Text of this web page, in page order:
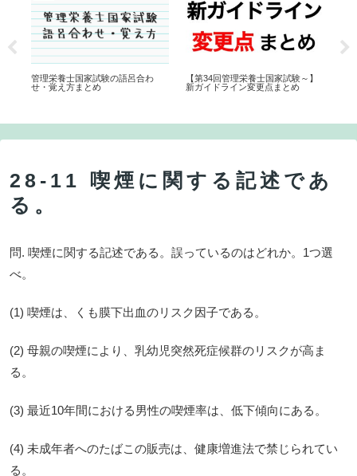
管理栄養士国家試験の語呂合わ
せ・覚え方まとめ
【第34回管理栄養士国家試験～】
新ガイドライン変更点まとめ
28-11 喫煙に関する記述であ
る。
問. 喫煙に関する記述である。誤っているのはどれか。1つ選
べ。
(1) 喫煙は、くも膜下出血のリスク因子である。
(2) 母親の喫煙により、乳幼児突然死症候群のリスクが高ま
る。
(3) 最近10年間における男性の喫煙率は、低下傾向にある。
(4) 未成年者へのたばこの販売は、健康増進法で禁じられてい
る。